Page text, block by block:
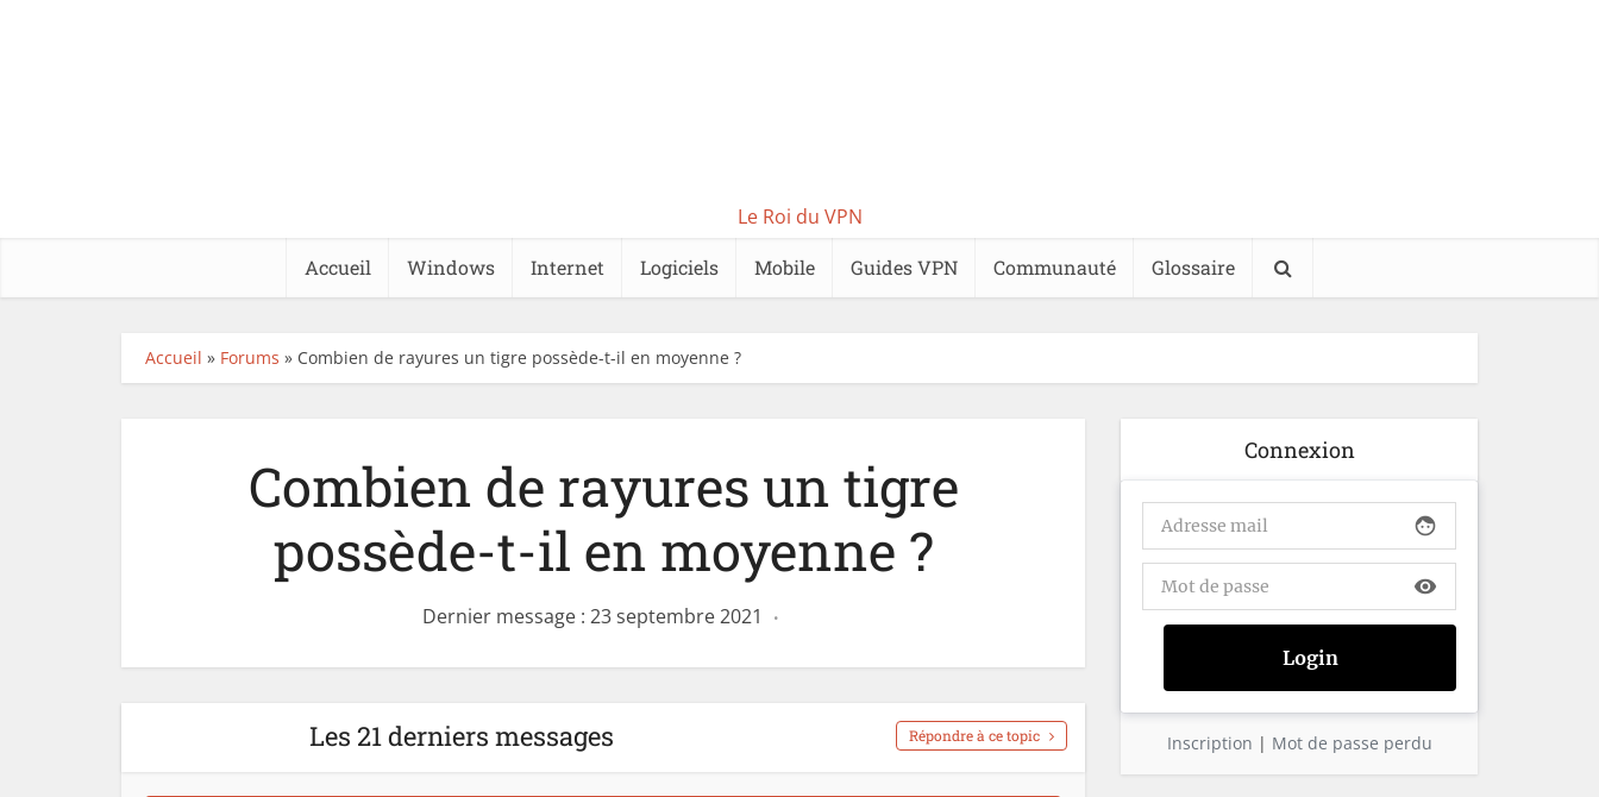
Le Roi du VPN
Accueil Windows Internet Logiciels Mobile Guides VPN Communauté Glossaire
Accueil » Forums » Combien de rayures un tigre possède-t-il en moyenne ?
Combien de rayures un tigre
possède-t-il en moyenne ?
Dernier message : 23 septembre 2021
Les 21 derniers messages Répondre à ce topic
Connexion
face
visibility
Inscription | Mot de passe perdu